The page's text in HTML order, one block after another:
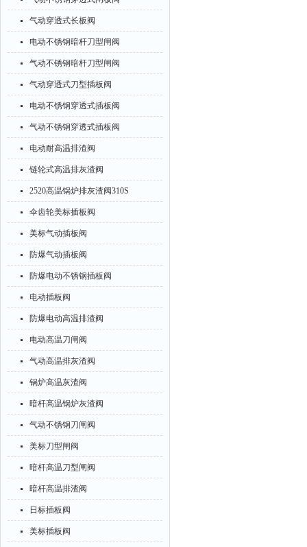
气动穿透式长板阀
电动不锈钢暗杆刀型闸阀
气动不锈钢暗杆刀型闸阀
气动穿透式刀型插板阀
电动不锈钢穿透式插板阀
气动不锈钢穿透式插板阀
电动耐高温排渣阀
链轮式高温排灰渣阀
2520高温锅炉排灰渣阀310S
伞齿轮美标插板阀
美标气动插板阀
防爆气动插板阀
防爆电动不锈钢插板阀
电动插板阀
防爆电动高温排渣阀
电动高温刀闸阀
气动高温排灰渣阀
锅炉高温灰渣阀
暗杆高温锅炉灰渣阀
气动不锈钢刀闸阀
美标刀型闸阀
暗杆高温刀型闸阀
暗杆高温排渣阀
日标插板阀
美标插板阀